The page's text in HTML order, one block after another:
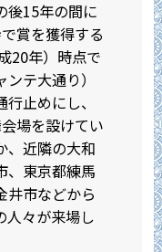
後15年の間に
賞を獲得する
20年）時点で
テ大通り）
止めにし、
場を設けてい
、近隣の大和
、東京都練馬
井市などから
人々が来場し